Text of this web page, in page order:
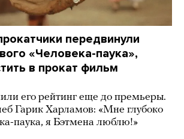
передвинули
«Человека-паука»,
в прокат фильм
его рейтинг еще до премьеры.
Гарик Харламов: «Мне глубоко
паука, я Бэтмена люблю!»